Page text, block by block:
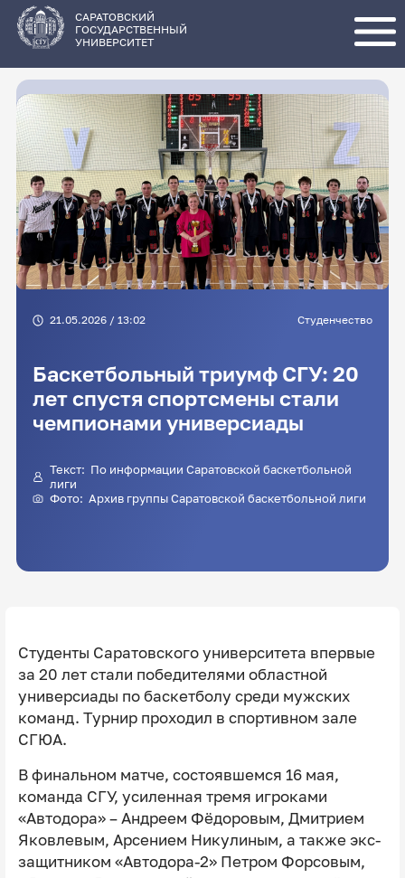
основному
содержанию
САРАТОВСКИЙ
ГОСУДАРСТВЕННЫЙ
УНИВЕРСИТЕТ
21.05.2026 / 13:02 Студенчество
Баскетбольный триумф СГУ: 20
лет спустя спортсмены стали
чемпионами универсиады
Текст: По информации Саратовской баскетбольной
лиги
Фото: Архив группы Саратовской баскетбольной лиги
Студенты Саратовского университета впервые
за 20 лет стали победителями областной
универсиады по баскетболу среди мужских
команд. Турнир проходил в спортивном зале
СГЮА.
В финальном матче, состоявшемся 16 мая,
команда СГУ, усиленная тремя игроками
«Автодора» – Андреем Фёдоровым, Дмитрием
Яковлевым, Арсением Никулиным, а также экс-
защитником «Автодора-2» Петром Форсовым,